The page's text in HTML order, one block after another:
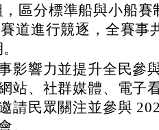
區分標準船與小船賽
道進行競逐，全賽事
影響力並提升全民參
站、社群媒體、電子
請民眾關注並參與
。